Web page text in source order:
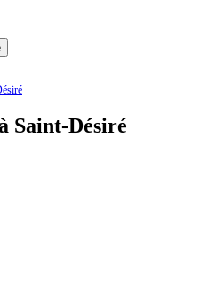
Saint-Désiré